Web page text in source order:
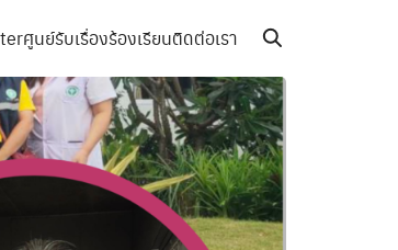
ศูนย์รับเรื่องร้องเรียนติดต่อเรา